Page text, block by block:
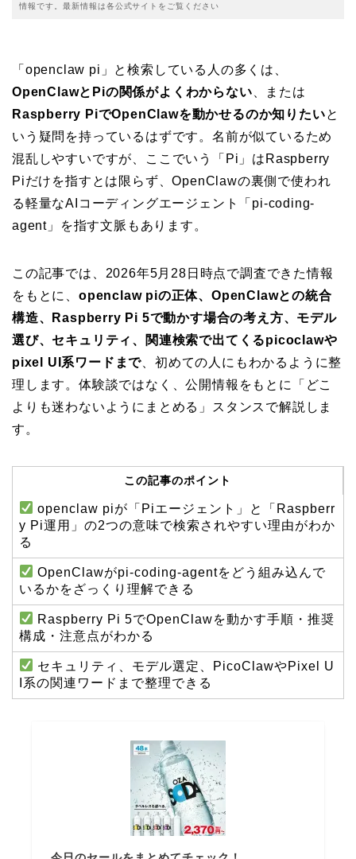
情報です。最新情報は各公式サイトをご覧ください
「openclaw pi」と検索している人の多くは、
OpenClawとPiの関係がよくわからない 、または
Raspberry PiでOpenClawを動かせるのか知りたいと
いう疑問を持っているはずです。名前が似ているため
混乱しやすいですが、ここでいう「Pi」はRaspberry
Piだけを指すとは限らず、OpenClawの裏側で使われ
る軽量なAIコーディングエージェント「pi-coding-
agent」を指す文脈もあります。
この記事では、2026年5月28日時点で調査できた情報
をもとに、 openclaw piの正体、OpenClawとの統合
構造、Raspberry Pi 5で動かす場合の考え方、モデル
選び、セキュリティ、関連検索で出てくるpicoclawや
pixel UI系ワードまで 、初めての人にもわかるように整
理します。体験談ではなく、公開情報をもとに「どこ
よりも迷わないようにまとめる」スタンスで解説しま
す。
この記事のポイント
openclaw piが「Piエージェント」と「Raspberr
y Pi運用」の2つの意味で検索されやすい理由がわか
る
OpenClawがpi-coding-agentをどう組み込んで
いるかをざっくり理解できる
Raspberry Pi 5でOpenClawを動かす手順・推奨
構成・注意点がわかる
セキュリティ、モデル選定、PicoClawやPixel U
I系の関連ワードまで整理できる